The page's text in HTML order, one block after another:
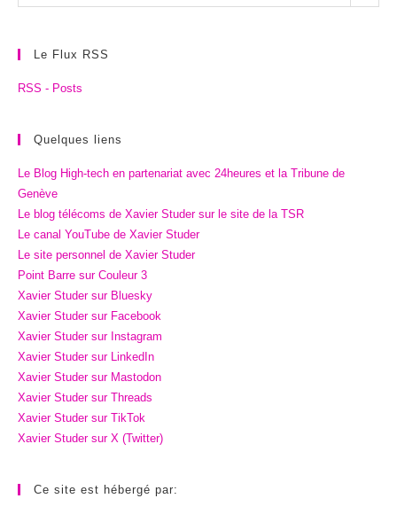
archives
Le Flux RSS
RSS - Posts
Quelques liens
Le Blog High-tech en partenariat avec 24heures et la Tribune de
Genève
Le blog télécoms de Xavier Studer sur le site de la TSR
Le canal YouTube de Xavier Studer
Le site personnel de Xavier Studer
Point Barre sur Couleur 3
Xavier Studer sur Bluesky
Xavier Studer sur Facebook
Xavier Studer sur Instagram
Xavier Studer sur LinkedIn
Xavier Studer sur Mastodon
Xavier Studer sur Threads
Xavier Studer sur TikTok
Xavier Studer sur X (Twitter)
Ce site est hébergé par: